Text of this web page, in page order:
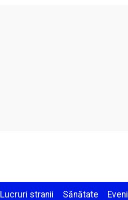
Lucruri stranii Sănătate